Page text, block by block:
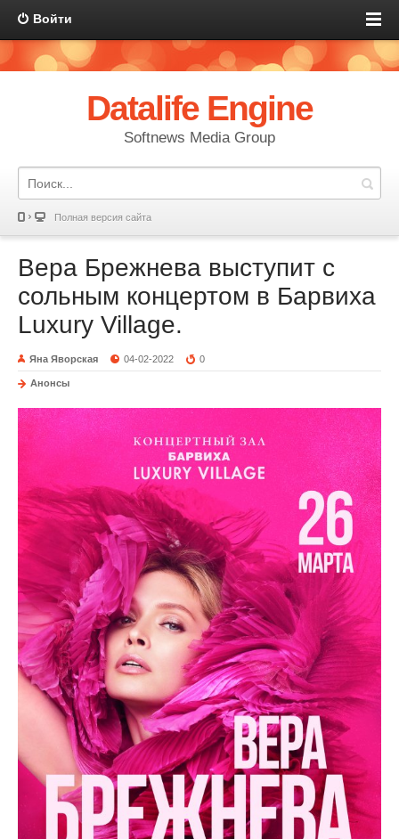
Войти
Datalife Engine
Softnews Media Group
Полная версия сайта
Вера Брежнева выступит с
сольным концертом в Барвиха
Luxury Village.
Яна Яворская 04-02-2022 0
Анонсы